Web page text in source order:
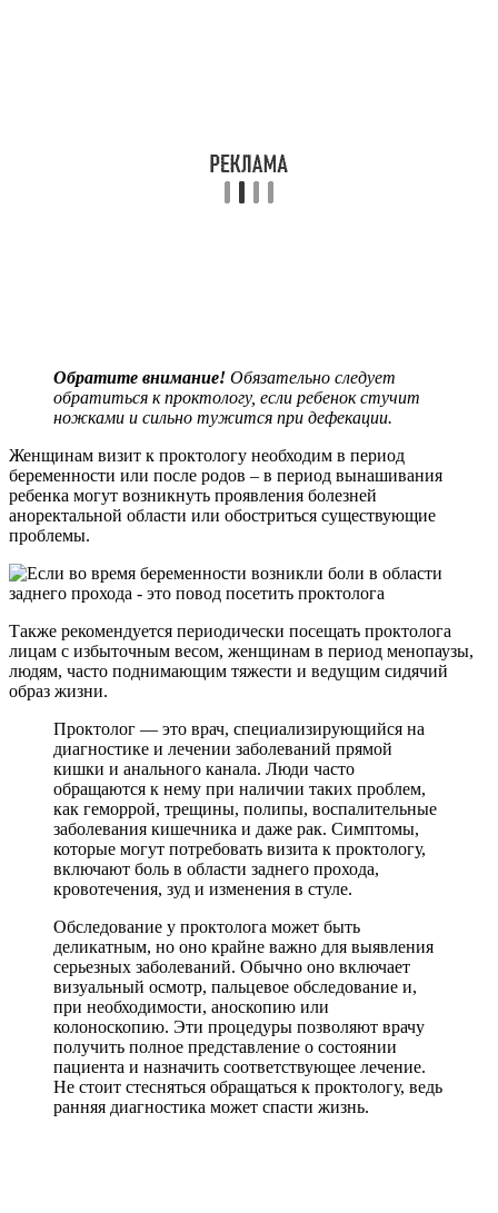
Обратите внимание! Обязательно следует
обратиться к проктологу, если ребенок стучит
ножками и сильно тужится при дефекации.
Женщинам визит к проктологу необходим в период
беременности или после родов – в период вынашивания
ребенка могут возникнуть проявления болезней
аноректальной области или обостриться существующие
проблемы.
Также рекомендуется периодически посещать проктолога
лицам с избыточным весом, женщинам в период менопаузы,
людям, часто поднимающим тяжести и ведущим сидячий
образ жизни.
Проктолог — это врач, специализирующийся на
диагностике и лечении заболеваний прямой
кишки и анального канала. Люди часто
обращаются к нему при наличии таких проблем,
как геморрой, трещины, полипы, воспалительные
заболевания кишечника и даже рак. Симптомы,
которые могут потребовать визита к проктологу,
включают боль в области заднего прохода,
кровотечения, зуд и изменения в стуле.
Обследование у проктолога может быть
деликатным, но оно крайне важно для выявления
серьезных заболеваний. Обычно оно включает
визуальный осмотр, пальцевое обследование и,
при необходимости, аноскопию или
колоноскопию. Эти процедуры позволяют врачу
получить полное представление о состоянии
пациента и назначить соответствующее лечение.
Не стоит стесняться обращаться к проктологу, ведь
ранняя диагностика может спасти жизнь.